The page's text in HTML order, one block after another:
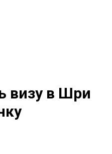
визу в Шри